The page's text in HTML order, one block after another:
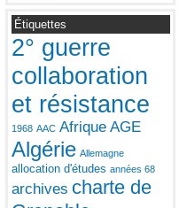
Étiquettes
2° guerre
collaboration
et résistance
1968 AAC Afrique AGE
Algérie Allemagne
allocation d'études années 68
archives charte de